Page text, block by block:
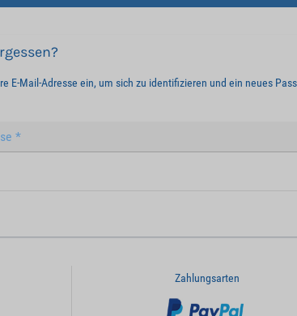
E-Mail-Adresse ein, um sich zu identifizieren und ein neues
Zahlungsarten